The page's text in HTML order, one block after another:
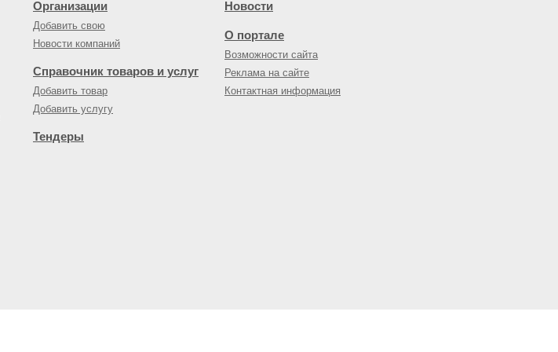
Организации
Добавить свою
Новости компаний
Справочник товаров и услуг
Добавить товар
Добавить услугу
Тендеры
Новости
О портале
Возможности сайта
Реклама на сайте
Контактная информация